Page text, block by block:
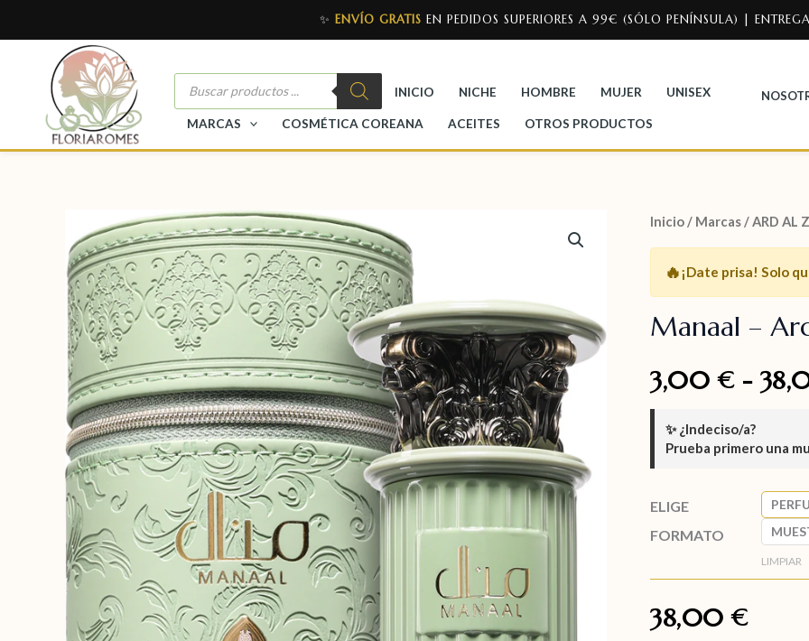
✨ ENVÍO GRATIS EN PEDIDOS SUPERIORES A 99€ (SÓLO PENÍNSULA) |
INICIO NICHE HOMBRE MUJER UNISEX
MARCAS COSMÉTICA COREANA ACEITES OTROS PRODUCTOS
Inicio/ Marcas/ARD AL
🔥¡Date prisa! Solo
Manaal –
3,00€ -
✨¿Indeciso/a?
Prueba primero una
ELIGE
FORMATO
LIMPIAR
38,00€